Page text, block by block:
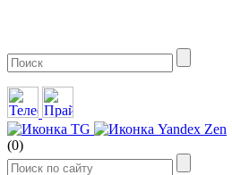
(0)